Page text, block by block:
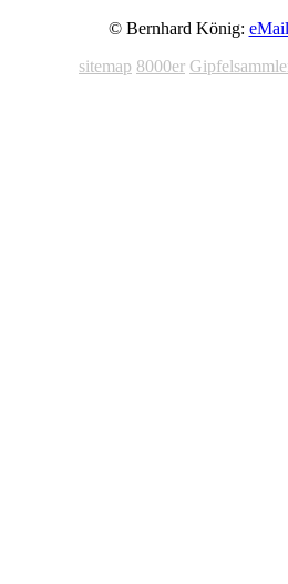
© Bernhard König:
sitemap 8000er